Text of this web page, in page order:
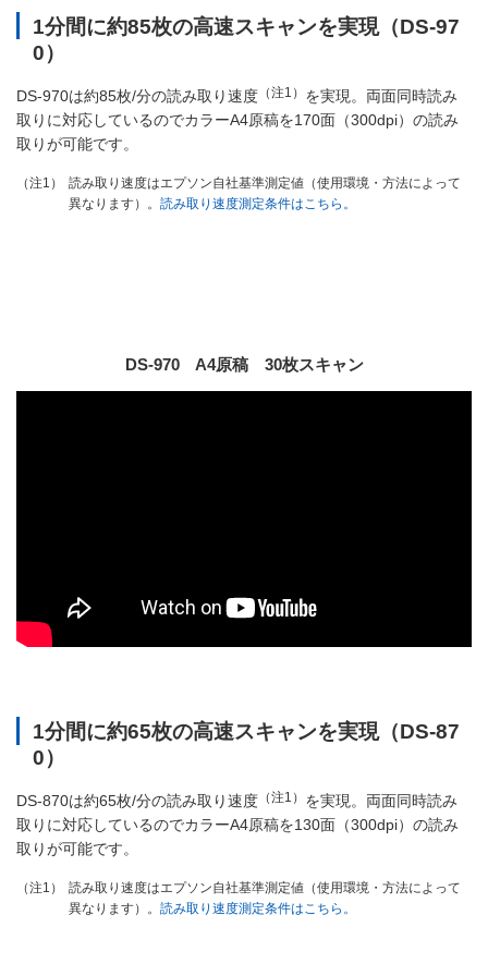
1分間に約85枚の高速スキャンを実現（DS-97
0）
DS-970は約85枚/分の読み取り速度 （注1） を実現。両面同時読み
取りに対応しているのでカラーA4原稿を170面（300dpi）の読み
取りが可能です。
（注1）
読み取り速度はエプソン自社基準測定値（使用環境・方法によって
異なります）。 読み取り速度測定条件はこちら。
DS-970 A4原稿 30枚スキャン
1分間に約65枚の高速スキャンを実現（DS-87
0）
DS-870は約65枚/分の読み取り速度 （注1） を実現。両面同時読み
取りに対応しているのでカラーA4原稿を130面（300dpi）の読み
取りが可能です。
（注1）
読み取り速度はエプソン自社基準測定値（使用環境・方法によって
異なります）。 読み取り速度測定条件はこちら。